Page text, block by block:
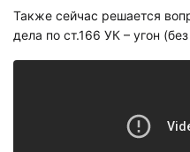
Также сейчас решается
дела по ст.166 УК – угон